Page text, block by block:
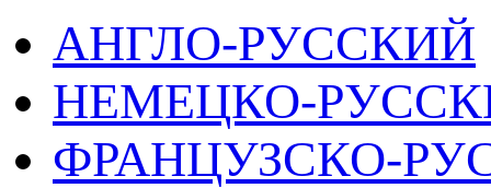
АНГЛО-РУССКИЙ
НЕМЕЦКО-
ФРАНЦУЗСКО-